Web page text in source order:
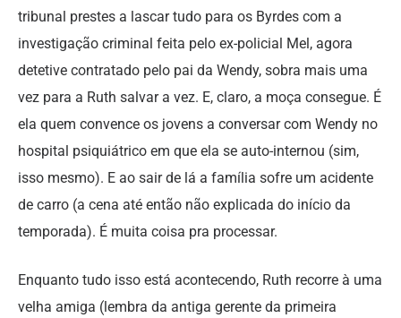
tribunal prestes a lascar tudo para os Byrdes com a
investigação criminal feita pelo ex-policial Mel, agora
detetive contratado pelo pai da Wendy, sobra mais uma
vez para a Ruth salvar a vez. E, claro, a moça consegue. É
ela quem convence os jovens a conversar com Wendy no
hospital psiquiátrico em que ela se auto-internou (sim,
isso mesmo). E ao sair de lá a família sofre um acidente
de carro (a cena até então não explicada do início da
temporada). É muita coisa pra processar.
Enquanto tudo isso está acontecendo, Ruth recorre à uma
velha amiga (lembra da antiga gerente da primeira